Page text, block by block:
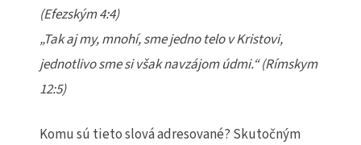
(Efezským 4:4)
„Tak aj my, mnohí, sme jedno telo v Kristovi,
jednotlivo sme si však navzájom údmi.“ (Rímskym
12:5)
Komu sú tieto slová adresované? Skutočným